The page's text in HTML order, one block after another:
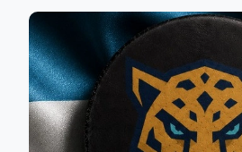
или сколько длится хоккейный
с расписанием ближайших игр
перед покупкой билета. Для
хоккея доступен широкий выбор
возможность приобрести
привлекательной цене.